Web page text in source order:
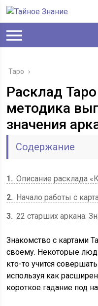
Таро ›
Расклад
методика
значения
Содержание
1
Описание расклада
2
Начало работы с
3 22 старших аркана.
Знакомство с картами
своему. Некоторые
кто-то учится
используя как
короткое гадание под